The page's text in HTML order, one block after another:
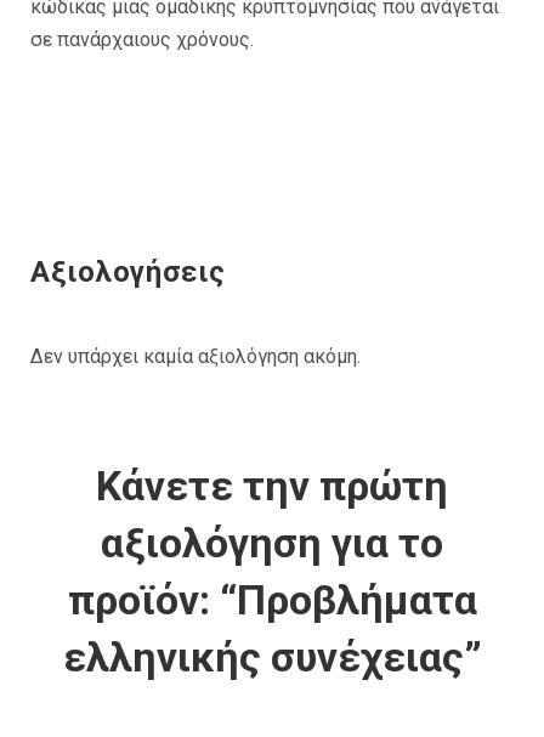
κώδικας μιας ομαδικής κρυπτομνησίας που ανάγεται
σε πανάρχαιους χρόνους.
Αξιολογήσεις
Δεν υπάρχει καμία αξιολόγηση ακόμη.
Κάνετε την πρώτη
αξιολόγηση για το
προϊόν: “Προβλήματα
ελληνικής συνέχειας”